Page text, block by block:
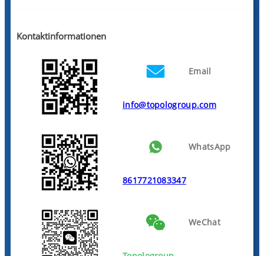
Kontaktinformationen
Email
info@topologroup.com
WhatsApp
8617721083347
WeChat